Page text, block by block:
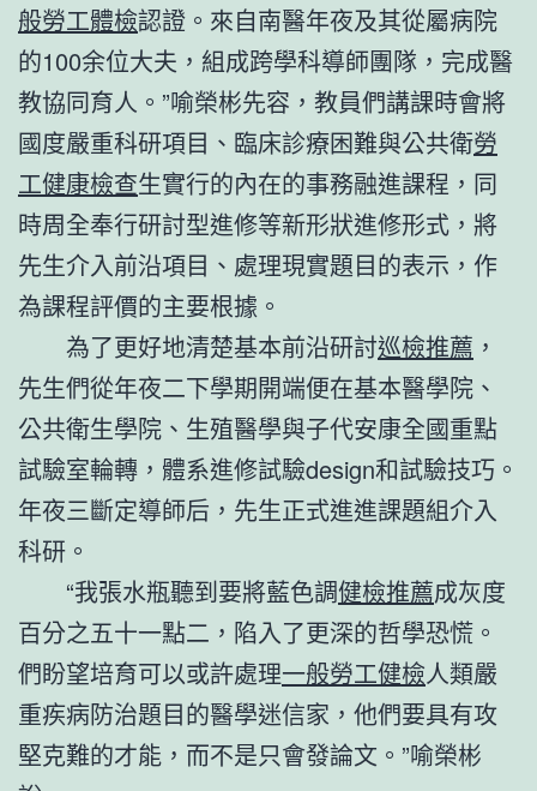
般勞工體檢認證。來自南醫年夜及其從屬病院
的100余位大夫，組成跨學科導師團隊，完成醫
教協同育人。”喻榮彬先容，教員們講課時會將
國度嚴重科研項目、臨床診療困難與公共衛勞
工健康檢查生實行的內在的事務融進課程，同
時周全奉行研討型進修等新形狀進修形式，將
先生介入前沿項目、處理現實題目的表示，作
為課程評價的主要根據。
為了更好地清楚基本前沿研討巡檢推薦 ，
先生們從年夜二下學期開端便在基本醫學院、
公共衛生學院、生殖醫學與子代安康全國重點
試驗室輪轉，體系進修試驗design和試驗技巧。
年夜三斷定導師后，先生正式進進課題組介入
科研。
“我張水瓶聽到要將藍色調健檢推薦成灰度
百分之五十一點二，陷入了更深的哲學恐慌。
們盼望培育可以或許處理一般勞工健檢人類嚴
重疾病防治題目的醫學迷信家，他們要具有攻
堅克難的才能，而不是只會發論文。”喻榮彬